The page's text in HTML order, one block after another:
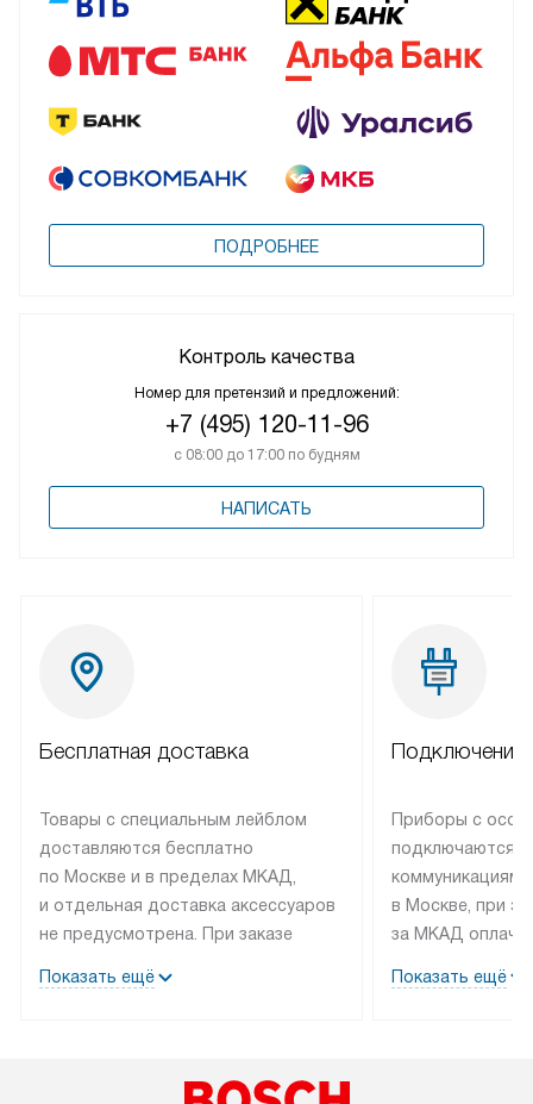
ПОДРОБНЕЕ
Контроль качества
Номер для претензий и предложений:
+7 (495) 120-11-96
с 08:00 до 17:00 по будням
НАПИСАТЬ
Бесплатная доставка
Товары с специальным лейблом
доставляются бесплатно
по Москве и в пределах МКАД,
и отдельная доставка аксессуаров
не предусмотрена. При заказе
рекомендуем обсудить
со статусом «В наличии» могут
Показать ещё
Подключение
Приборы с
подключаются к
коммуникациям
в Москве, при
за МКАД
партнера
Показать ещё